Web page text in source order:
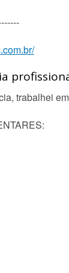
trabalhei